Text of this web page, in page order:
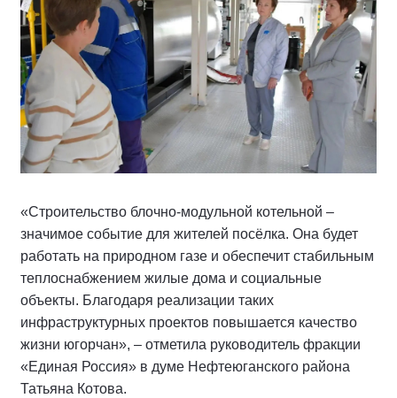
«Строительство блочно-модульной котельной –
значимое событие для жителей посёлка. Она будет
работать на природном газе и обеспечит стабильным
теплоснабжением жилые дома и социальные
объекты. Благодаря реализации таких
инфраструктурных проектов повышается качество
жизни югорчан», – отметила руководитель фракции
«Единая Россия» в думе Нефтеюганского района
Татьяна Котова.